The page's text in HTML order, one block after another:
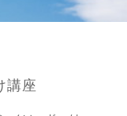
講座